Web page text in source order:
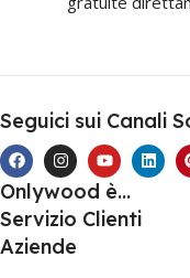
Seguici sui Canali
Onlywood è...
Servizio Clienti
Aziende